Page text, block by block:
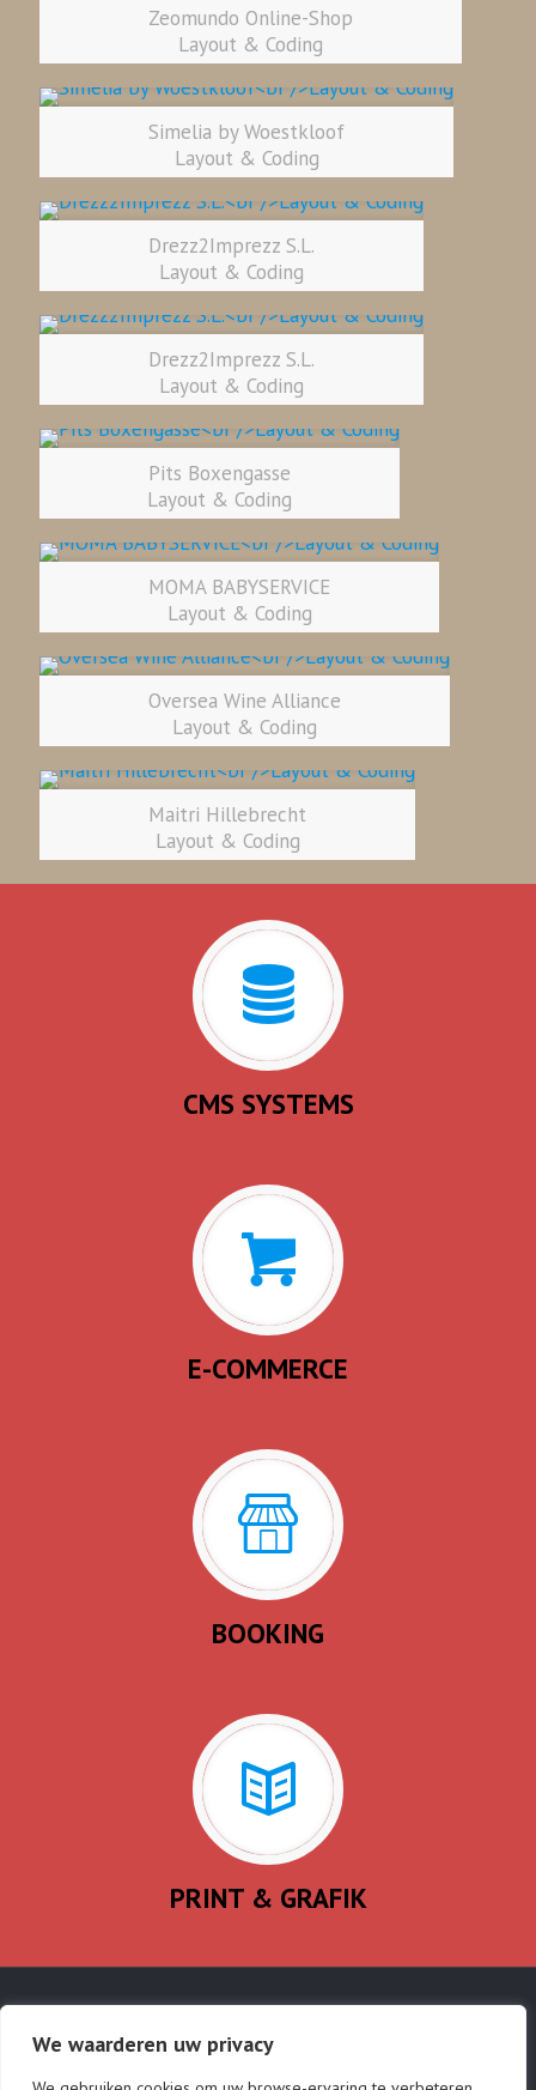
We waarderen uw privacy
Zeomundo Online-Shop
Layout & Coding
Simelia by Woestkloof
Layout & Coding
Drezz2Imprezz S.L.
Layout & Coding
Drezz2Imprezz S.L.
Layout & Coding
Pits Boxengasse
Layout & Coding
MOMA BABYSERVICE
Layout & Coding
Oversea Wine Alliance
Layout & Coding
Maitri Hillebrecht
Layout & Coding
CMS SYSTEMS
E-COMMERCE
BOOKING
PRINT & GRAFIK
51 225.947
mallorca-nieuws.nl | mallorca-services.es |